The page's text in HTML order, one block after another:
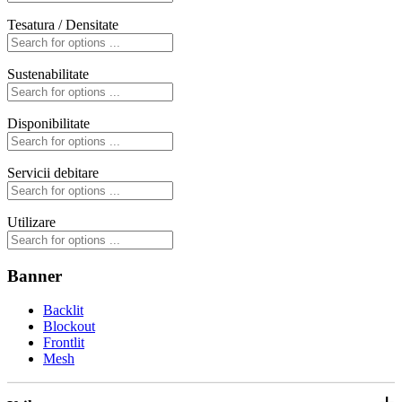
Tesatura / Densitate
Sustenabilitate
Disponibilitate
Servicii debitare
Utilizare
Banner
Backlit
Blockout
Frontlit
Mesh